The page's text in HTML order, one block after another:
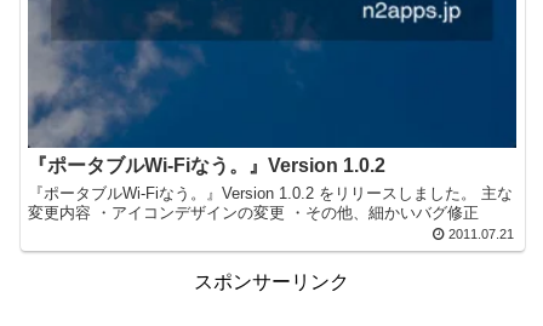
『ポータブルWi-Fiなう。』Version 1.0.2
『ポータブルWi-Fiなう。』Version 1.0.2 をリリースしました。 主な
変更内容 ・アイコンデザインの変更 ・その他、細かいバグ修正
2011.07.21
スポンサーリンク